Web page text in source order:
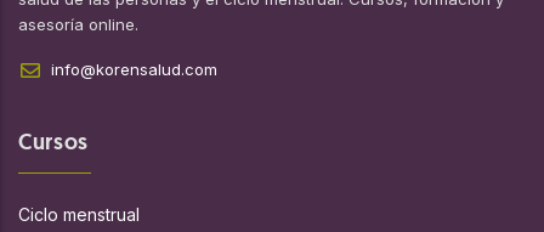
asesoría online.
info@korensalud.com
Cursos
Ciclo menstrual